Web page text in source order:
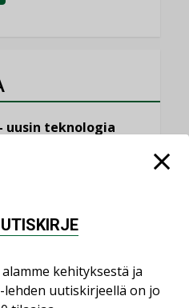
uusin teknologia
kehityksestä ja
uutiskirjeellä on jo